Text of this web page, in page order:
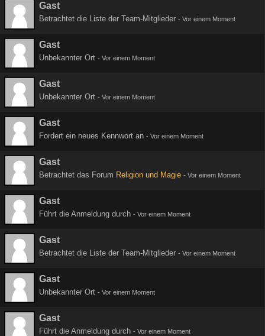
Gast
Betrachtet die Liste der Team-Mitglieder - Vor einem Moment
Gast
Unbekannter Ort - Vor einem Moment
Gast
Unbekannter Ort - Vor einem Moment
Gast
Fordert ein neues Kennwort an - Vor einem Moment
Gast
Betrachtet das Forum Religion und Magie - Vor einem Moment
Gast
Führt die Anmeldung durch - Vor einem Moment
Gast
Betrachtet die Liste der Team-Mitglieder - Vor einem Moment
Gast
Unbekannter Ort - Vor einem Moment
Gast
Führt die Anmeldung durch - Vor einem Moment